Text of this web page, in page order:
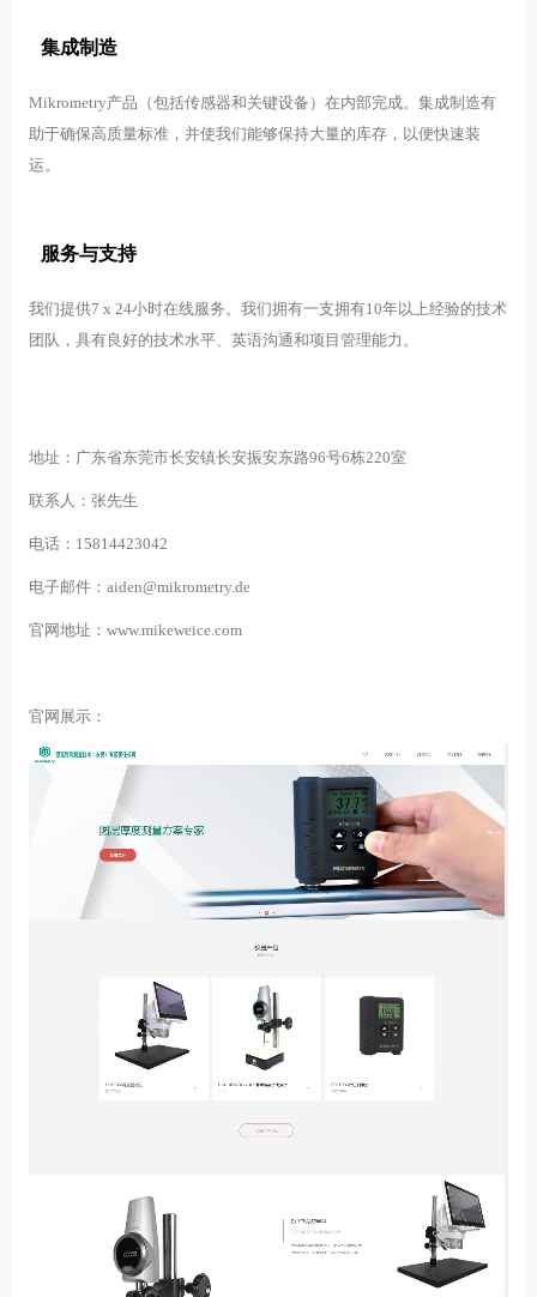
集成制造
Mikrometry产品（包括传感器和关键设备）在内部完成。集成制造有
助于确保高质量标准，并使我们能够保持大量的库存，以便快速装
运。
服务与支持
我们提供7 x 24小时在线服务。我们拥有一支拥有10年以上经验的技术
团队，具有良好的技术水平、英语沟通和项目管理能力。
地址：广东省东莞市长安镇长安振安东路96号6栋220室
联系人：张先生
电话：15814423042
电子邮件：aiden@mikrometry.de
官网地址：www.mikeweice.com
官网展示：